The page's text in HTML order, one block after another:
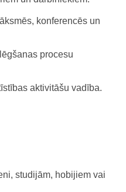
konferencēs un
procesu
aktivitāšu vadība.
studijām, hobijiem vai